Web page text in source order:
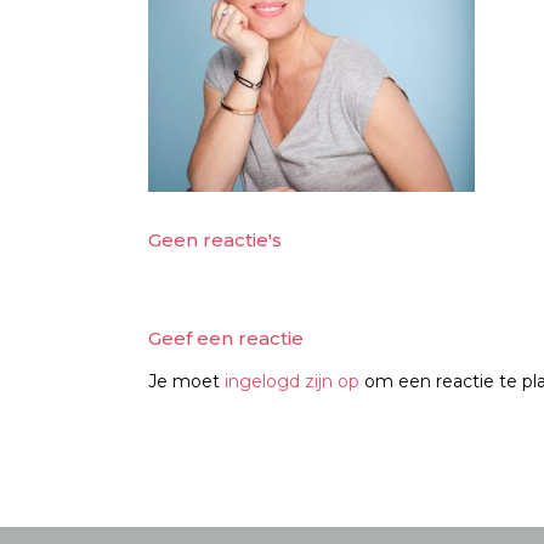
Geen reactie's
Geef een reactie
Je moet ingelogd zijn op om een reactie te